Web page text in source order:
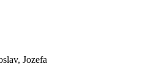
Jozefa